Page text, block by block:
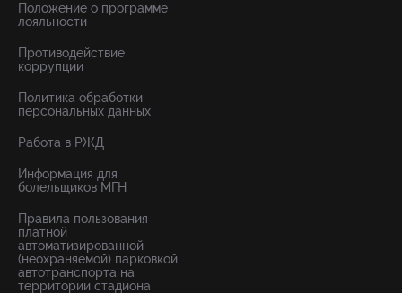
Положение о программе
лояльности
Противодействие
коррупции
Политика обработки
персональных данных
Работа в РЖД
Информация для
болельщиков МГН
Правила пользования
платной
автоматизированной
(неохраняемой) парковкой
автотранспорта на
территории стадиона